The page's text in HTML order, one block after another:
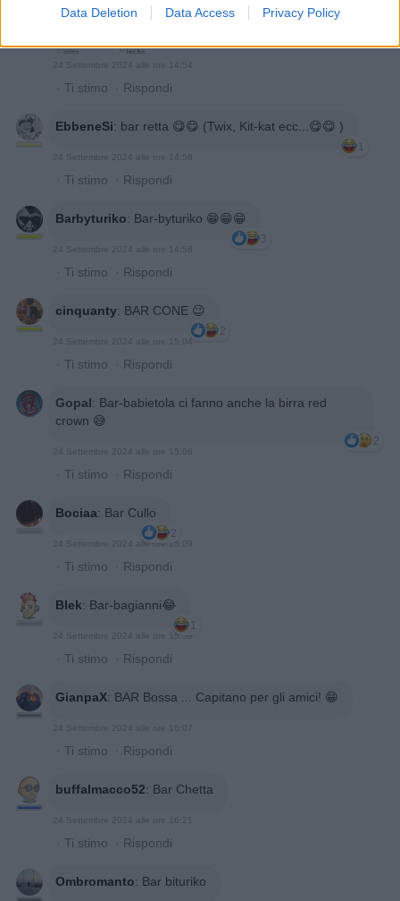
Data Deletion Data Access Privacy Policy
· Ti stimo · Rispondi
EbbeneSi: bar retta 😋😋 (Twix, Kit-kat ecc...😋😋 )
1
· Ti stimo · Rispondi
Barbyturiko: Bar-byturiko 😁😁😁
3
· Ti stimo · Rispondi
cinquanty: BAR CONE 😉
2
· Ti stimo · Rispondi
Gopal: Bar-babietola ci fanno anche la birra red
crown 😅
2
· Ti stimo · Rispondi
Bociaa: Bar Cullo
2
24 Settembre 2024 alle ore 15:09
· Ti stimo · Rispondi
Blek: Bar-bagianni😂
1
24 Settembre 2024 alle ore 15:58
· Ti stimo · Rispondi
GianpaX: BAR Bossa ... Capitano per gli amici! 😁
24 Settembre 2024 alle ore 16:07
· Ti stimo · Rispondi
buffalmacco52: Bar Chetta
· Ti stimo · Rispondi
Ombromanto: Bar bituriko